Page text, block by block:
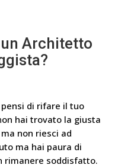
Architetto
di rifare il tuo
hai trovato la giusta
non riesci ad
ma hai paura di
rimanere soddisfatto.